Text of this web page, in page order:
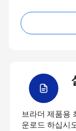
브라더 제품용
운로드 하십시